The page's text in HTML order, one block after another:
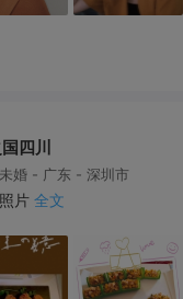
四川
婚 - 广东 - 深圳市
片 全文